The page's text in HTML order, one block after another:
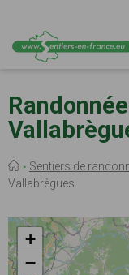
au
contenu
principal
Fil
d'Ariane
Sentiers de
Vallabrègues
+
−